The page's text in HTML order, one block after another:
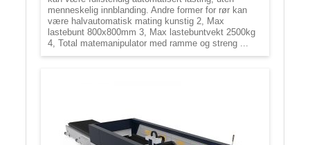
menneskelig innblanding. Andre former for rør kan
være halvautomatisk mating kunstig 2, Max
lastebunt 800x800mm 3, Max lastebuntvekt 2500kg
4, Total matemanipulator med ramme og streng ...